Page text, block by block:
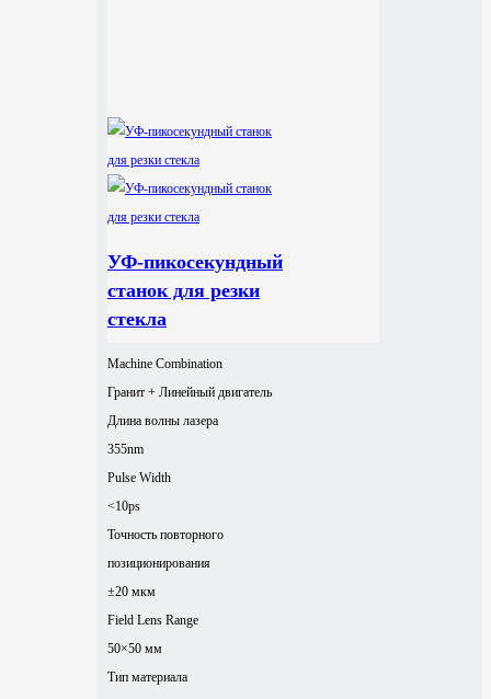
УФ-пикосекундный
станок для резки
стекла
Machine Combination
Гранит + Линейный двигатель
Длина волны лазера
355nm
Pulse Width
<10ps
Точность повторного
позиционирования
±20 мкм
Field Lens Range
50×50 мм
Тип материала